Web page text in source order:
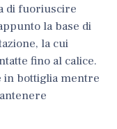
di fuoriuscire
la base di
la cui
fino al calice.
in bottiglia mentre